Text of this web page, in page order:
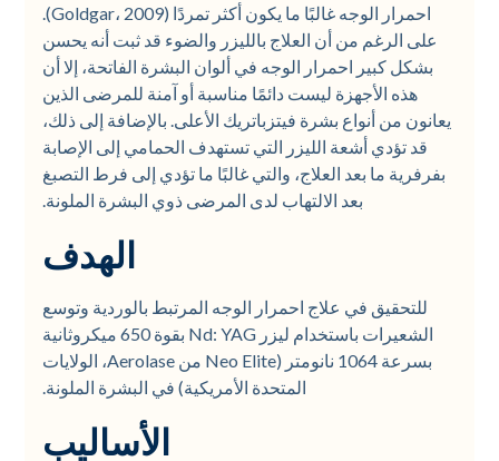
احمرار الوجه غالبًا ما يكون أكثر تمردًا (Goldgar، 2009).
على الرغم من أن العلاج بالليزر والضوء قد ثبت أنه يحسن
بشكل كبير احمرار الوجه في ألوان البشرة الفاتحة، إلا أن
هذه الأجهزة ليست دائمًا مناسبة أو آمنة للمرضى الذين
يعانون من أنواع بشرة فيتزباتريك الأعلى. بالإضافة إلى ذلك،
قد تؤدي أشعة الليزر التي تستهدف الحمامي إلى الإصابة
بفرفرية ما بعد العلاج، والتي غالبًا ما تؤدي إلى فرط التصبغ
بعد الالتهاب لدى المرضى ذوي البشرة الملونة.
الهدف
للتحقيق في علاج احمرار الوجه المرتبط بالوردية وتوسع
الشعيرات باستخدام ليزر Nd: YAG بقوة 650 ميكروثانية
بسرعة 1064 نانومتر (Neo Elite من Aerolase، الولايات
المتحدة الأمريكية) في البشرة الملونة.
الأساليب